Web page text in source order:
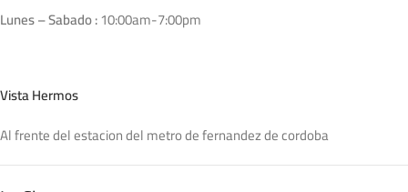
Lunes – Sabado :10:00am-7:00pm
Vista Hermos
Al frente del estacion del metro de fernandez de cordoba